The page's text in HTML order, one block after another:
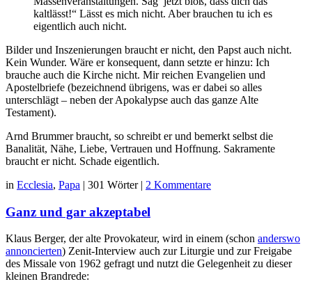
kaltlässt!“ Lässt es mich nicht. Aber brauchen tu ich es
eigentlich auch nicht.
Bilder und Inszenierungen braucht er nicht, den Papst auch nicht.
Kein Wunder. Wäre er konsequent, dann setzte er hinzu: Ich
brauche auch die Kirche nicht. Mir reichen Evangelien und
Apostelbriefe (bezeichnend übrigens, was er dabei so alles
unterschlägt – neben der Apokalypse auch das ganze Alte
Testament).
Arnd Brummer braucht, so schreibt er und bemerkt selbst die
Banalität, Nähe, Liebe, Vertrauen und Hoffnung. Sakramente
braucht er nicht. Schade eigentlich.
in Ecclesia, Papa | 301 Wörter | 2 Kommentare
Ganz und gar akzeptabel
Klaus Berger, der alte Provokateur, wird in einem (schon anderswo
annoncierten) Zenit-Interview auch zur Liturgie und zur Freigabe
des Missale von 1962 gefragt und nutzt die Gelegenheit zu dieser
kleinen Brandrede: